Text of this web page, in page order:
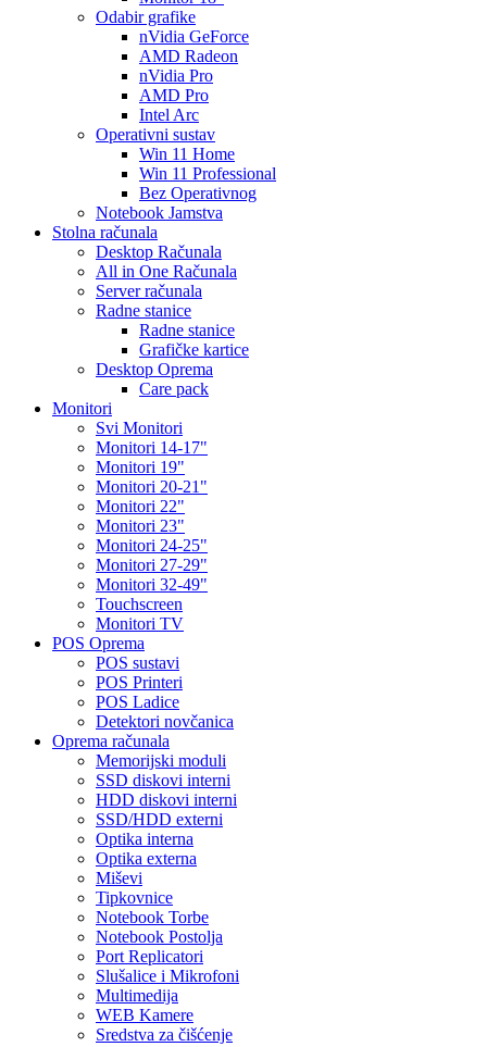
Odabir grafike
nVidia GeForce
AMD Radeon
nVidia Pro
AMD Pro
Intel Arc
Operativni sustav
Win 11 Home
Win 11 Professional
Bez Operativnog
Notebook Jamstva
Stolna računala
Desktop Računala
All in One Računala
Server računala
Radne stanice
Radne stanice
Grafičke kartice
Desktop Oprema
Care pack
Monitori
Svi Monitori
Monitori 14-17"
Monitori 19"
Monitori 20-21"
Monitori 22"
Monitori 23"
Monitori 24-25"
Monitori 27-29"
Monitori 32-49"
Touchscreen
Monitori TV
POS Oprema
POS sustavi
POS Printeri
POS Ladice
Detektori novčanica
Oprema računala
Memorijski moduli
SSD diskovi interni
HDD diskovi interni
SSD/HDD externi
Optika interna
Optika externa
Miševi
Tipkovnice
Notebook Torbe
Notebook Postolja
Port Replicatori
Slušalice i Mikrofoni
Multimedija
WEB Kamere
Sredstva za čišćenje